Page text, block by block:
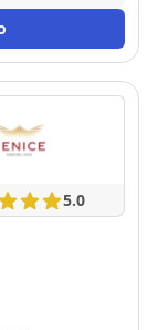
la sua
5.0